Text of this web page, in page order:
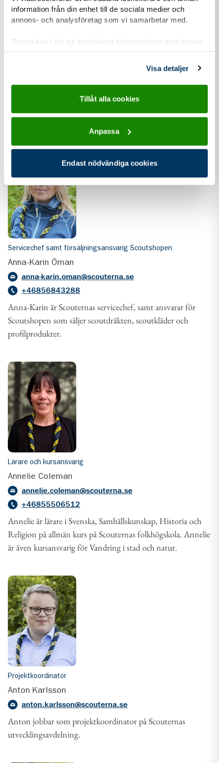
information från din enhet till de sociala medier och
annons- och analysföretag som vi samarbetar med.
Dessa kan i sin tur kombinera informationen med annan
information som du har tillhandahållit eller som de har
Visa detaljer
Tillåt alla cookies
Anpassa
Endast nödvändiga cookies
Anna är chef för Scouternas utvecklingsavdelning
Servicechef samt försäljningsansvarig Scoutshopen
Anna-Karin Öman
anna-karin.oman@scouterna.se
+46856843288
Anna-Karin är Scouternas servicechef, samt ansvarar för
Scoutshopen som säljer scoutdräkten, scoutkläder och
profilprodukter.
Lärare och kursansvarig
Annelie Coleman
annelie.coleman@scouterna.se
+46855506512
Annelie är lärare i Svenska, Samhällskunskap, Historia och
Religion på allmän kurs på Scouternas folkhögskola. Annelie
är även kursansvarig för Vandring i stad och natur.
Projektkoordinator
Anton Karlsson
anton.karlsson@scouterna.se
Anton jobbar som projektkoordinator på Scouternas
utvecklingsavdelning.